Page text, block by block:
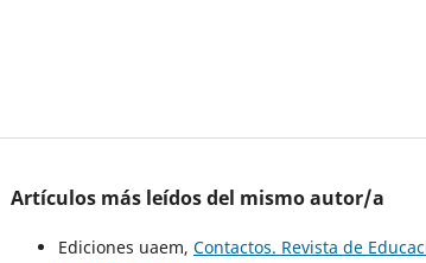
Artículos más leídos del mismo autor/a
Ediciones uaem, Contactos. Revista de